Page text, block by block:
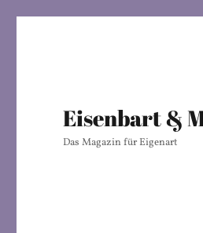
Eisenbart &
Das Magazin für Eigenart